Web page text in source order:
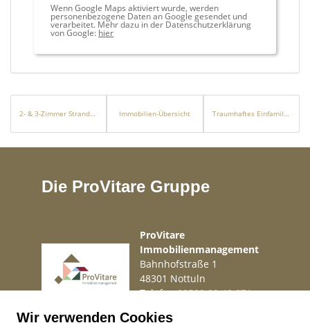
Wenn Google Maps aktiviert wurde, werden
personenbezogene Daten an Google gesendet und
verarbeitet. Mehr dazu in der Datenschutzerklärung
von Google: hier
2- & 3-Zimmer Strandapartment an der Playa Flamenca Immobilien-Übersicht Traumhaftes Einfamilienhaus in Nottuln-Darup – Ihr neues Familienglück!
Die ProVitare Gruppe
ProVitare
Immobilienmanagement
Bahnhofstraße 1
48301 Nottuln
Telefon02509 99 49 871
Wir verwenden Cookies